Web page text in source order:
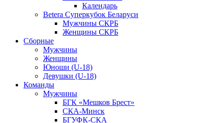
Календарь
Betera Суперкубок Беларуси
Мужчины СКРБ
Женщины СКРБ
Сборные
Мужчины
Женщины
Юноши (U-18)
Девушки (U-18)
Команды
Мужчины
БГК «Мешков Брест»
СКА-Минск
БГУФК-СКА